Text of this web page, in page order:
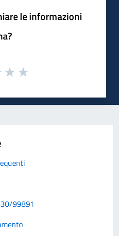
le informazioni
99891